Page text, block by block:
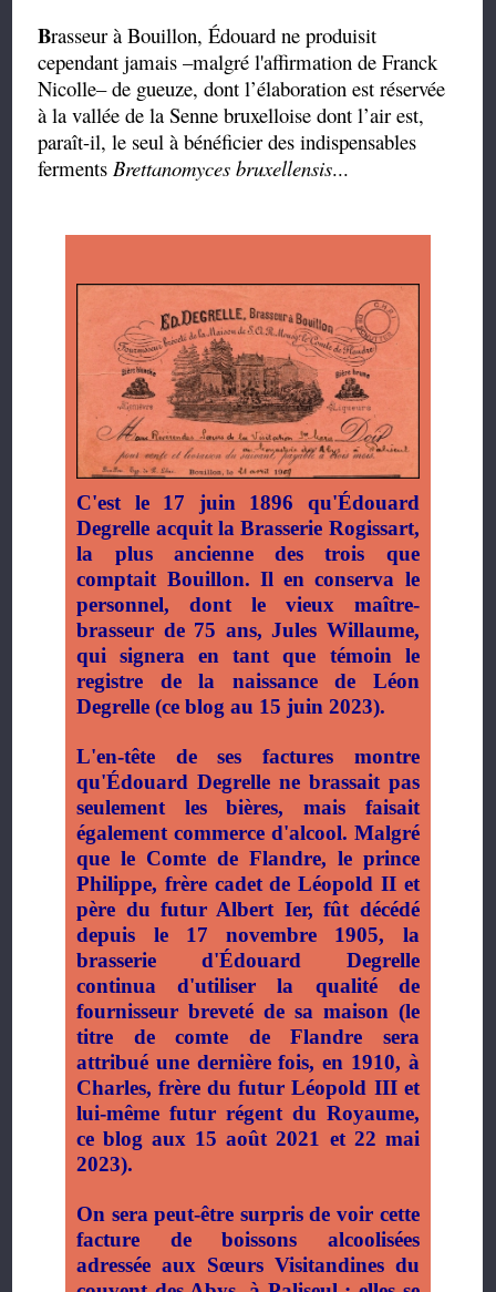
Brasseur à Bouillon, Édouard ne produisit
cependant jamais –malgré l'affirmation de Franck
Nicolle– de gueuze, dont l’élaboration est réservée
à la vallée de la Senne bruxelloise dont l’air est,
paraît-il, le seul à bénéficier des indispensables
fermentsBrettanomyces bruxellensis...
C'est le 17 juin 1896 qu'Édouard
Degrelle acquit la Brasserie Rogissart,
la plus ancienne des trois que
comptait Bouillon. Il en conserva le
personnel, dont le vieux maître-
brasseur de 75 ans, Jules Willaume,
qui signera en tant que témoin le
registre de la naissance de Léon
Degrelle (ce blog au 15 juin 2023).
L'en-tête de ses factures montre
qu'Édouard Degrelle ne brassait pas
seulement les bières, mais faisait
également commerce d'alcool. Malgré
que le Comte de Flandre, le prince
Philippe, frère cadet de Léopold II et
père du futur Albert Ier, fût décédé
depuis le 17 novembre 1905, la
brasserie d'Édouard Degrelle
continua d'utiliser la qualité de
fournisseur breveté de sa maison (le
titre de comte de Flandre sera
attribué une dernière fois, en 1910, à
Charles, frère du futur Léopold III et
lui-même futur régent du Royaume,
ce blog aux 15 août 2021 et 22 mai
2023).
On sera peut-être surpris de voir cette
facture de boissons alcoolisées
adressée aux Sœurs Visitandines du